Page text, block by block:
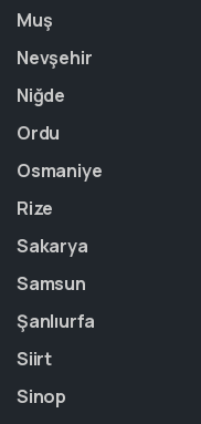
Muş
Nevşehir
Niğde
Ordu
Osmaniye
Rize
Sakarya
Samsun
Şanlıurfa
Siirt
Sinop